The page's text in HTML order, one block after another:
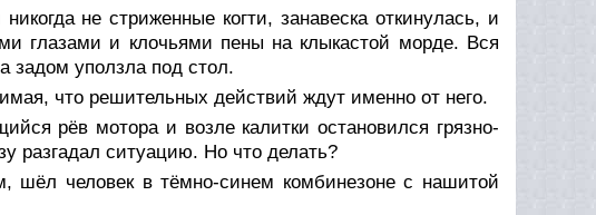
не стриженные когти, занавеска откинулась, и
глазами и клочьями пены на клыкастой морде. Вся
задом уползла под стол.
что решительных действий ждут именно от него.
рёв мотора и возле калитки остановился грязно-
разгадал ситуацию. Но что делать?
шёл человек в тёмно-синем комбинезоне с нашитой